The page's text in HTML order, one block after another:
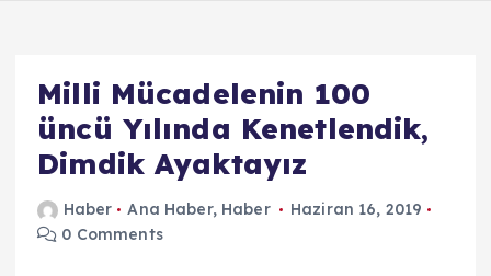
Milli Mücadelenin 100
üncü Yılında Kenetlendik,
Dimdik Ayaktayız
Haber Ana Haber, Haber
Haziran 16, 2019
0 Comments